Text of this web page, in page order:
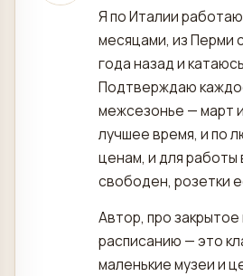
Я по Италии
месяцами, из Перми
года назад и
Подтверждаю
межсезонье — март
лучшее время, и по
ценам, и для работы
свободен, розетки
Автор, про
расписанию — это
маленькие музеи и